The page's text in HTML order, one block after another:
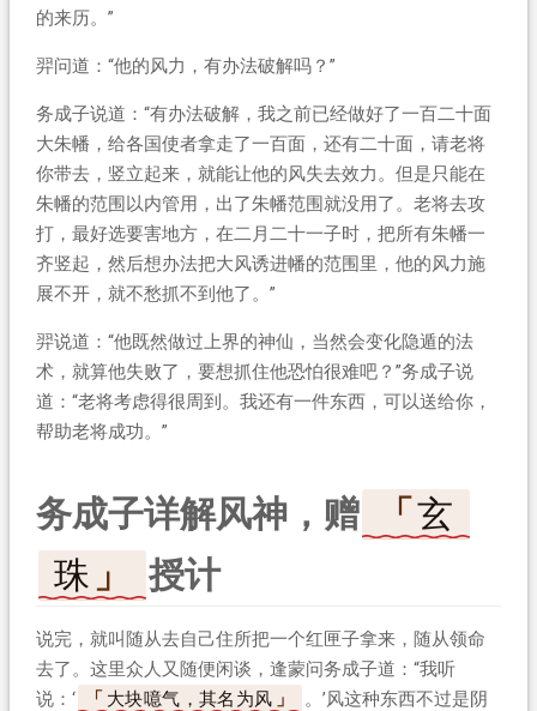
的来历。”
羿问道：“他的风力，有办法破解吗？”
务成子说道：“有办法破解，我之前已经做好了一百二十面
大朱幡，给各国使者拿走了一百面，还有二十面，请老将
你带去，竖立起来，就能让他的风失去效力。但是只能在
朱幡的范围以内管用，出了朱幡范围就没用了。老将去攻
打，最好选要害地方，在二月二十一子时，把所有朱幡一
齐竖起，然后想办法把大风诱进幡的范围里，他的风力施
展不开，就不愁抓不到他了。”
羿说道：“他既然做过上界的神仙，当然会变化隐遁的法
术，就算他失败了，要想抓住他恐怕很难吧？”务成子说
道：“老将考虑得很周到。我还有一件东西，可以送给你，
帮助老将成功。”
务成子详解风神，赠
玄
珠
授计
说完，就叫随从去自己住所把一个红匣子拿来，随从领命
去了。这里众人又随便闲谈，逢蒙问务成子道：“我听
说：‘
大块噫气，其名为风
。’风这种东西不过是阴